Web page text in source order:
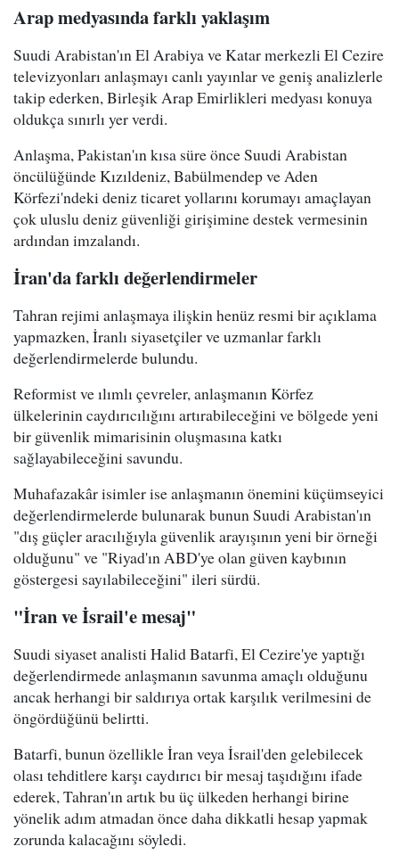
Arap medyasında farklı yaklaşım
Suudi Arabistan'ın El Arabiya ve Katar merkezli El Cezire
televizyonları anlaşmayı canlı yayınlar ve geniş analizlerle
takip ederken, Birleşik Arap Emirlikleri medyası konuya
oldukça sınırlı yer verdi.
Anlaşma, Pakistan'ın kısa süre önce Suudi Arabistan
öncülüğünde Kızıldeniz, Babülmendep ve Aden
Körfezi'ndeki deniz ticaret yollarını korumayı amaçlayan
çok uluslu deniz güvenliği girişimine destek vermesinin
ardından imzalandı.
İran'da farklı değerlendirmeler
Tahran rejimi anlaşmaya ilişkin henüz resmi bir açıklama
yapmazken, İranlı siyasetçiler ve uzmanlar farklı
değerlendirmelerde bulundu.
Reformist ve ılımlı çevreler, anlaşmanın Körfez
ülkelerinin caydırıcılığını artırabileceğini ve bölgede yeni
bir güvenlik mimarisinin oluşmasına katkı
sağlayabileceğini savundu.
Muhafazakâr isimler ise anlaşmanın önemini küçümseyici
değerlendirmelerde bulunarak bunun Suudi Arabistan'ın
"dış güçler aracılığıyla güvenlik arayışının yeni bir örneği
olduğunu" ve "Riyad'ın ABD'ye olan güven kaybının
göstergesi sayılabileceğini" ileri sürdü.
"İran ve İsrail'e mesaj"
Suudi siyaset analisti Halid Batarfi, El Cezire'ye yaptığı
değerlendirmede anlaşmanın savunma amaçlı olduğunu
ancak herhangi bir saldırıya ortak karşılık verilmesini de
öngördüğünü belirtti.
Batarfi, bunun özellikle İran veya İsrail'den gelebilecek
olası tehditlere karşı caydırıcı bir mesaj taşıdığını ifade
ederek, Tahran'ın artık bu üç ülkeden herhangi birine
yönelik adım atmadan önce daha dikkatli hesap yapmak
zorunda kalacağını söyledi.